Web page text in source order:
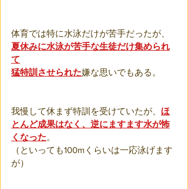
体育では特に水泳だけが苦手だったが、
夏休みに水泳が苦手な生徒だけ集められ
て
猛特訓させられた嫌な思いでもある。
我慢して休まず特訓を受けていたが、 ほ
とんど成果はなく、逆にますます水が怖
くなった。
（といっても100mくらいは一応泳げます
が）